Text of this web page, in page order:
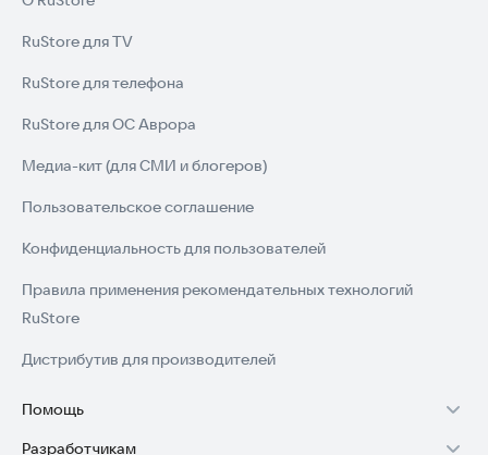
RuStore для TV
RuStore для телефона
RuStore для ОС Аврора
Медиа-кит (для СМИ и блогеров)
Пользовательское соглашение
Конфиденциальность для пользователей
Правила применения рекомендательных технологий
RuStore
Дистрибутив для производителей
Помощь
Разработчикам